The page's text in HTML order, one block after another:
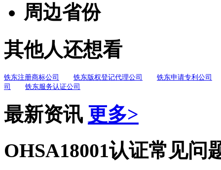
周边省份
其他人还想看
铁东注册商标公司 铁东版权登记代理公司
铁东申请专利公司
司
铁东服务认证公司
最新资讯 更多>
OHSA18001认证常见问